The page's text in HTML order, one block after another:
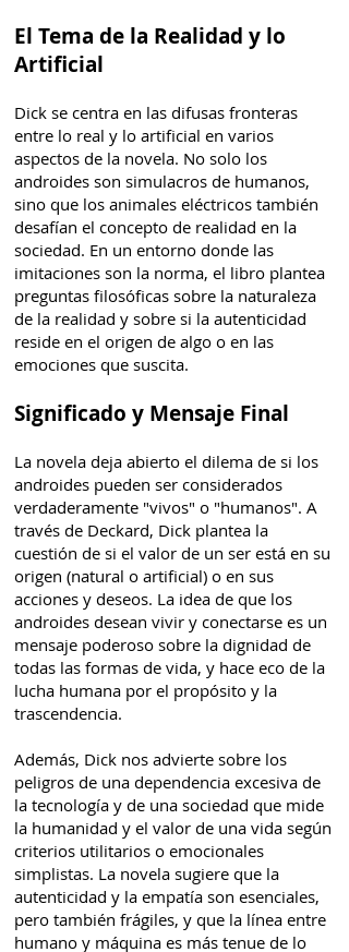
El Tema de la Realidad y lo
Artificial
Dick se centra en las difusas fronteras
entre lo real y lo artificial en varios
aspectos de la novela. No solo los
androides son simulacros de humanos,
sino que los animales eléctricos también
desafían el concepto de realidad en la
sociedad. En un entorno donde las
imitaciones son la norma, el libro plantea
preguntas filosóficas sobre la naturaleza
de la realidad y sobre si la autenticidad
reside en el origen de algo o en las
emociones que suscita.
Significado y Mensaje Final
La novela deja abierto el dilema de si los
androides pueden ser considerados
verdaderamente "vivos" o "humanos". A
través de Deckard, Dick plantea la
cuestión de si el valor de un ser está en su
origen (natural o artificial) o en sus
acciones y deseos. La idea de que los
androides desean vivir y conectarse es un
mensaje poderoso sobre la dignidad de
todas las formas de vida, y hace eco de la
lucha humana por el propósito y la
trascendencia.
Además, Dick nos advierte sobre los
peligros de una dependencia excesiva de
la tecnología y de una sociedad que mide
la humanidad y el valor de una vida según
criterios utilitarios o emocionales
simplistas. La novela sugiere que la
autenticidad y la empatía son esenciales,
pero también frágiles, y que la línea entre
humano y máquina es más tenue de lo